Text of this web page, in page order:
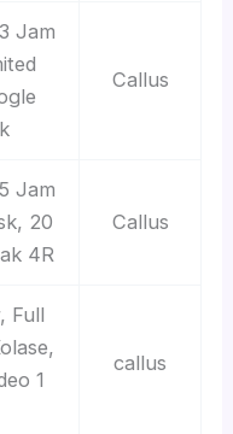
Jam
Callus
Jam
20
4R
Callus
Full
1
callus